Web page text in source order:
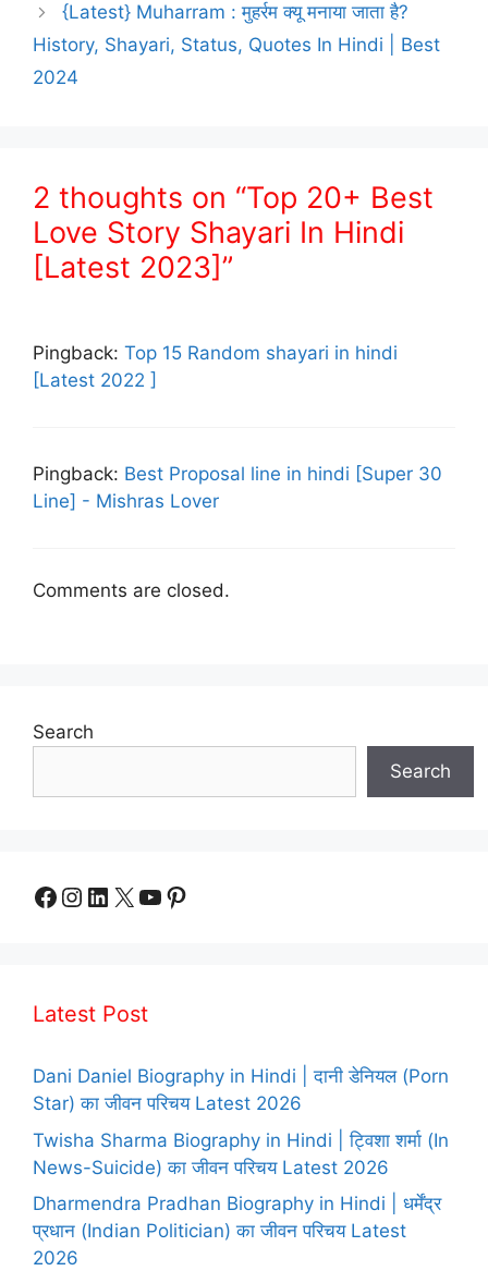
{Latest} Muharram : मुहर्रम क्यू मनाया जाता है?
History, Shayari, Status, Quotes In Hindi | Best
2024
2 thoughts on “Top 20+ Best
Love Story Shayari In Hindi
[Latest 2023]”
Pingback: Top 15 Random shayari in hindi
[Latest 2022 ]
Pingback: Best Proposal line in hindi [Super 30
Line] - Mishras Lover
Comments are closed.
Search
Search
Facebook
Instagram
LinkedIn
X YouTube
Pinterest
Latest Post
Dani Daniel Biography in Hindi | दानी डेनियल (Porn
Star) का जीवन परिचय Latest 2026
Twisha Sharma Biography in Hindi | ट्विशा शर्मा (In
News-Suicide) का जीवन परिचय Latest 2026
Dharmendra Pradhan Biography in Hindi | धर्मेंद्र
प्रधान (Indian Politician) का जीवन परिचय Latest
2026